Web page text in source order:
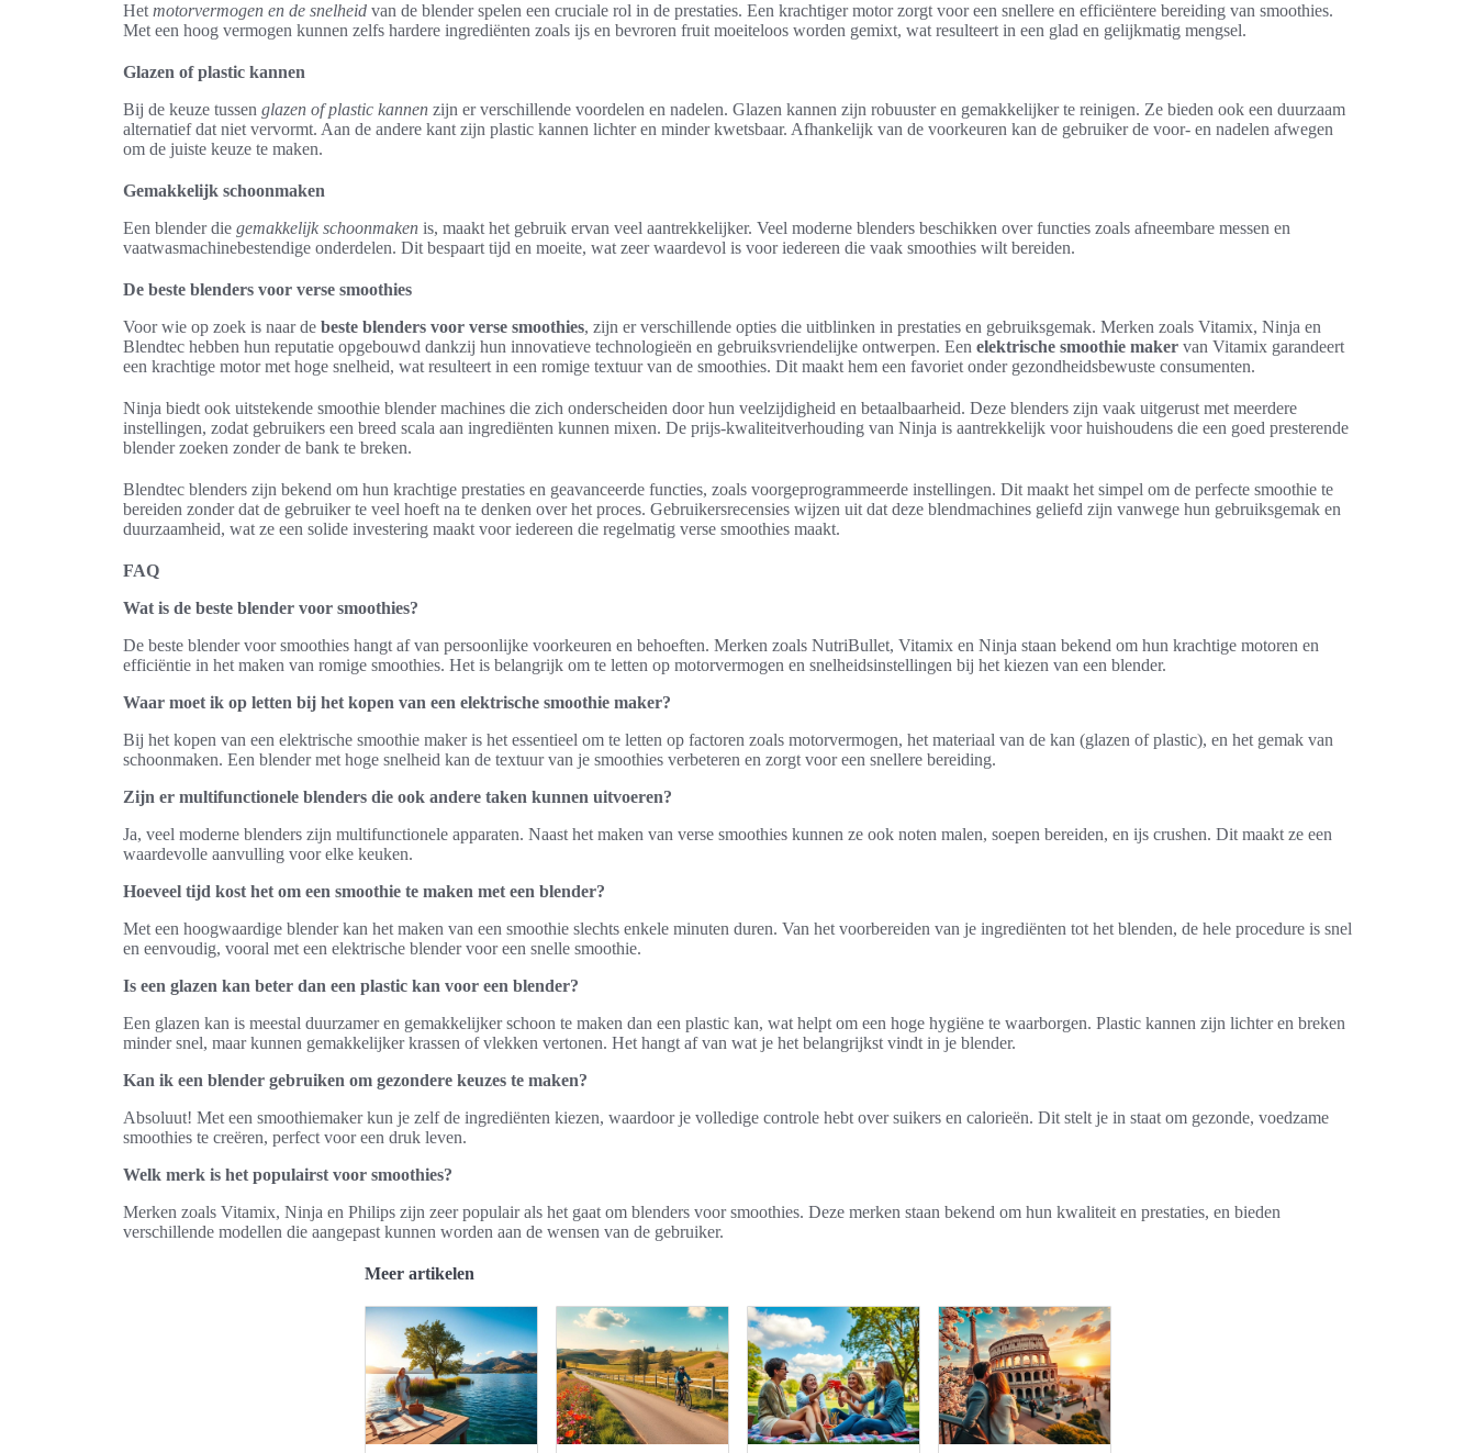
Het motorvermogen en de snelheid van de blender spelen een cruciale rol in de prestaties. Een krachtiger motor zorgt voor een snellere en efficiëntere bereiding van smoothies.
Met een hoog vermogen kunnen zelfs hardere ingrediënten zoals ijs en bevroren fruit moeiteloos worden gemixt, wat resulteert in een glad en gelijkmatig mengsel.
Glazen of plastic kannen
Bij de keuze tussen glazen of plastic kannen zijn er verschillende voordelen en nadelen. Glazen kannen zijn robuuster en gemakkelijker te reinigen. Ze bieden ook een duurzaam
alternatief dat niet vervormt. Aan de andere kant zijn plastic kannen lichter en minder kwetsbaar. Afhankelijk van de voorkeuren kan de gebruiker de voor- en nadelen afwegen
om de juiste keuze te maken.
Gemakkelijk schoonmaken
Een blender die gemakkelijk schoonmaken is, maakt het gebruik ervan veel aantrekkelijker. Veel moderne blenders beschikken over functies zoals afneembare messen en
vaatwasmachinebestendige onderdelen. Dit bespaart tijd en moeite, wat zeer waardevol is voor iedereen die vaak smoothies wilt bereiden.
De beste blenders voor verse smoothies
Voor wie op zoek is naar de beste blenders voor verse smoothies, zijn er verschillende opties die uitblinken in prestaties en gebruiksgemak. Merken zoals Vitamix, Ninja en
Blendtec hebben hun reputatie opgebouwd dankzij hun innovatieve technologieën en gebruiksvriendelijke ontwerpen. Een elektrische smoothie maker van Vitamix garandeert
een krachtige motor met hoge snelheid, wat resulteert in een romige textuur van de smoothies. Dit maakt hem een favoriet onder gezondheidsbewuste consumenten.
Ninja biedt ook uitstekende smoothie blender machines die zich onderscheiden door hun veelzijdigheid en betaalbaarheid. Deze blenders zijn vaak uitgerust met meerdere
instellingen, zodat gebruikers een breed scala aan ingrediënten kunnen mixen. De prijs-kwaliteitverhouding van Ninja is aantrekkelijk voor huishoudens die een goed presterende
blender zoeken zonder de bank te breken.
Blendtec blenders zijn bekend om hun krachtige prestaties en geavanceerde functies, zoals voorgeprogrammeerde instellingen. Dit maakt het simpel om de perfecte smoothie te
bereiden zonder dat de gebruiker te veel hoeft na te denken over het proces. Gebruikersrecensies wijzen uit dat deze blendmachines geliefd zijn vanwege hun gebruiksgemak en
duurzaamheid, wat ze een solide investering maakt voor iedereen die regelmatig verse smoothies maakt.
FAQ
Wat is de beste blender voor smoothies?
De beste blender voor smoothies hangt af van persoonlijke voorkeuren en behoeften. Merken zoals NutriBullet, Vitamix en Ninja staan bekend om hun krachtige motoren en
efficiëntie in het maken van romige smoothies. Het is belangrijk om te letten op motorvermogen en snelheidsinstellingen bij het kiezen van een blender.
Waar moet ik op letten bij het kopen van een elektrische smoothie maker?
Bij het kopen van een elektrische smoothie maker is het essentieel om te letten op factoren zoals motorvermogen, het materiaal van de kan (glazen of plastic), en het gemak van
schoonmaken. Een blender met hoge snelheid kan de textuur van je smoothies verbeteren en zorgt voor een snellere bereiding.
Zijn er multifunctionele blenders die ook andere taken kunnen uitvoeren?
Ja, veel moderne blenders zijn multifunctionele apparaten. Naast het maken van verse smoothies kunnen ze ook noten malen, soepen bereiden, en ijs crushen. Dit maakt ze een
waardevolle aanvulling voor elke keuken.
Hoeveel tijd kost het om een smoothie te maken met een blender?
Met een hoogwaardige blender kan het maken van een smoothie slechts enkele minuten duren. Van het voorbereiden van je ingrediënten tot het blenden, de hele procedure is snel
en eenvoudig, vooral met een elektrische blender voor een snelle smoothie.
Is een glazen kan beter dan een plastic kan voor een blender?
Een glazen kan is meestal duurzamer en gemakkelijker schoon te maken dan een plastic kan, wat helpt om een hoge hygiëne te waarborgen. Plastic kannen zijn lichter en breken
minder snel, maar kunnen gemakkelijker krassen of vlekken vertonen. Het hangt af van wat je het belangrijkst vindt in je blender.
Kan ik een blender gebruiken om gezondere keuzes te maken?
Absoluut! Met een smoothiemaker kun je zelf de ingrediënten kiezen, waardoor je volledige controle hebt over suikers en calorieën. Dit stelt je in staat om gezonde, voedzame
smoothies te creëren, perfect voor een druk leven.
Welk merk is het populairst voor smoothies?
Merken zoals Vitamix, Ninja en Philips zijn zeer populair als het gaat om blenders voor smoothies. Deze merken staan bekend om hun kwaliteit en prestaties, en bieden
verschillende modellen die aangepast kunnen worden aan de wensen van de gebruiker.
Meer artikelen